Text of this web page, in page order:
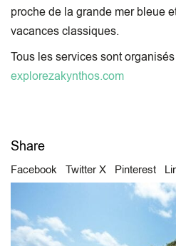
proche de la grande mer bleue
vacances classiques.
Tous les services sont
explorezakynthos.com
Share
Facebook Twitter X Pinterest